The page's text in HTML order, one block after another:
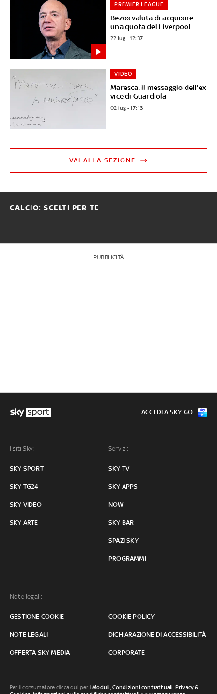
Bezos valuta di acquisire
una quota del Liverpool
PREMIER LEAGUE
22 lug - 12:37
Maresca, il messaggio dell'ex
vice di Guardiola
VIDEO
02 lug - 17:13
VAI ALLA SEZIONE
CALCIO: SCELTI PER TE
PUBBLICITÀ
I siti Sky:
SKY SPORT
SKY TG24
SKY VIDEO
SKY ARTE
Servizi:
SKY TV
SKY APPS
NOW
SKY BAR
SPAZI SKY
PROGRAMMI
Note legali:
GESTIONE COOKIE COOKIE POLICY
NOTE LEGALI DICHIARAZIONE DI ACCESSIBILITÀ
OFFERTA SKY MEDIA CORPORATE
ACCEDI A SKY GO
Per il consumatore clicca qui per iModuli, Condizioni contrattuali, Privacy &